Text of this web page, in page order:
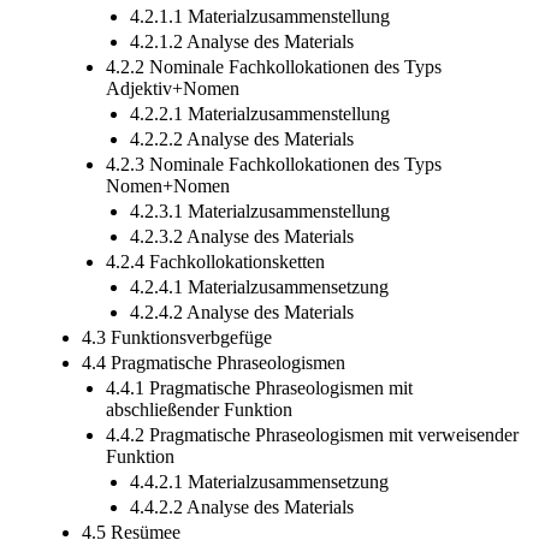
4.2.1 Verbale Fachkollokationen
4.2.1.1 Materialzusammenstellung
4.2.1.2 Analyse des Materials
4.2.2 Nominale Fachkollokationen des Typs
Adjektiv+Nomen
4.2.2.1 Materialzusammenstellung
4.2.2.2 Analyse des Materials
4.2.3 Nominale Fachkollokationen des Typs
Nomen+Nomen
4.2.3.1 Materialzusammenstellung
4.2.3.2 Analyse des Materials
4.2.4 Fachkollokationsketten
4.2.4.1 Materialzusammensetzung
4.2.4.2 Analyse des Materials
4.3 Funktionsverbgefüge
4.4 Pragmatische Phraseologismen
4.4.1 Pragmatische Phraseologismen mit
abschließender Funktion
4.4.2 Pragmatische Phraseologismen mit verweisender
Funktion
4.4.2.1 Materialzusammensetzung
4.4.2.2 Analyse des Materials